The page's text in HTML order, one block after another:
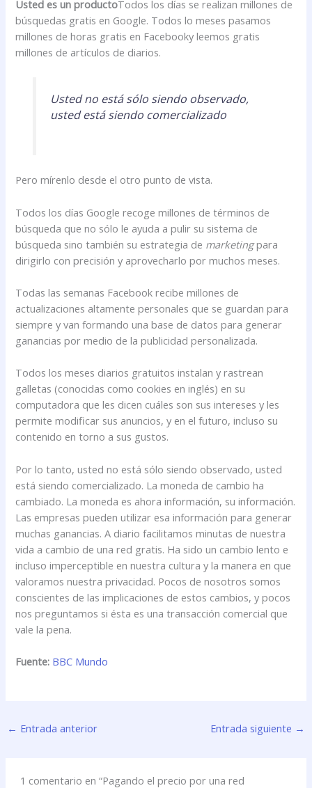
Usted es un productoTodos los días se realizan millones de
búsquedas gratis en Google. Todos lo meses pasamos
millones de horas gratis en Facebooky leemos gratis
millones de artículos de diarios.
Usted no está sólo siendo observado,
usted está siendo comercializado
Pero mírenlo desde el otro punto de vista.
Todos los días Google recoge millones de términos de
búsqueda que no sólo le ayuda a pulir su sistema de
búsqueda sino también su estrategia de marketingpara
dirigirlo con precisión y aprovecharlo por muchos meses.
Todas las semanas Facebook recibe millones de
actualizaciones altamente personales que se guardan para
siempre y van formando una base de datos para generar
ganancias por medio de la publicidad personalizada.
Todos los meses diarios gratuitos instalan y rastrean
galletas (conocidas como cookies en inglés) en su
computadora que les dicen cuáles son sus intereses y les
permite modificar sus anuncios, y en el futuro, incluso su
contenido en torno a sus gustos.
Por lo tanto, usted no está sólo siendo observado, usted
está siendo comercializado. La moneda de cambio ha
cambiado. La moneda es ahora información, su información.
Las empresas pueden utilizar esa información para generar
muchas ganancias. A diario facilitamos minutas de nuestra
vida a cambio de una red gratis. Ha sido un cambio lento e
incluso imperceptible en nuestra cultura y la manera en que
valoramos nuestra privacidad. Pocos de nosotros somos
conscientes de las implicaciones de estos cambios, y pocos
nos preguntamos si ésta es una transacción comercial que
vale la pena.
Fuente: BBC Mundo
← Entrada anterior Entrada siguiente →
1 comentario en “Pagando el precio por una red